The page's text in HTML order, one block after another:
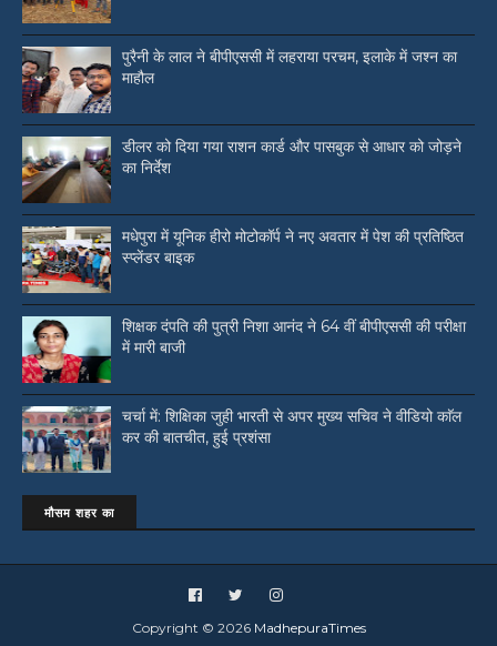
पुरैनी के लाल ने बीपीएससी में लहराया परचम, इलाके में जश्न का
माहौल
डीलर को दिया गया राशन कार्ड और पासबुक से आधार को जोड़ने
का निर्देश
मधेपुरा में यूनिक हीरो मोटोकॉर्प ने नए अवतार में पेश की प्रतिष्ठित
स्प्लेंडर बाइक
शिक्षक दंपति की पुत्री निशा आनंद ने 64 वीं बीपीएससी की परीक्षा
में मारी बाजी
चर्चा में: शिक्षिका जुही भारती से अपर मुख्य सचिव ने वीडियो काॅल
कर की बातचीत, हुई प्रशंसा
मौसम शहर का
Copyright © 2026 MadhepuraTimes